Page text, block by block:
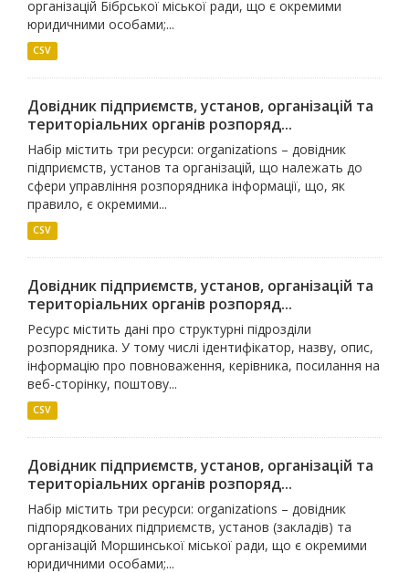
організацій Бібрської міської ради, що є окремими
юридичними особами;...
CSV
Довідник підприємств, установ, організацій та
територіальних органів розпоряд...
Набір містить три ресурси: organizations – довідник
підприємств, установ та організацій, що належать до
сфери управління розпорядника інформації, що, як
правило, є окремими...
CSV
Довідник підприємств, установ, організацій та
територіальних органів розпоряд...
Ресурс містить дані про структурні підрозділи
розпорядника. У тому числі ідентифікатор, назву, опис,
інформацію про повноваження, керівника, посилання на
веб-сторінку, поштову...
CSV
Довідник підприємств, установ, організацій та
територіальних органів розпоряд...
Набір містить три ресурси: organizations – довідник
підпорядкованих підприємств, установ (закладів) та
організацій Моршинської міської ради, що є окремими
юридичними особами;...